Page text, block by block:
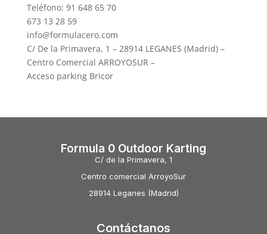
Teléfono: 91 648 65 70
673 13 28 59
info@formulacero.com
C/ De la Primavera, 1 – 28914 LEGANES (Madrid) –
Centro Comercial ARROYOSUR –
Acceso parking Bricor
Formula 0 Outdoor Karting
C/ de la Primavera, 1
Centro comercial ArroyoSur
28914 Leganes (Madrid)
Contáctanos